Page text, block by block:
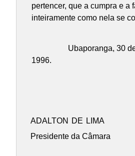
pertencer, que a cumpra e a
inteiramente como nela se
Ubaporanga, 30
1996.
ADALTON DE LIMA
Presidente da Câmara